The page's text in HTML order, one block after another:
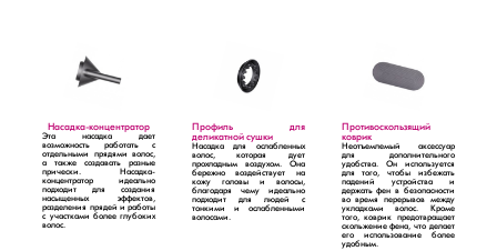
Насадка-концентратор
Эта насадка дает
возможность работать с
отдельными прядями волос,
а также создавать разные
прически. Насадка-
концентратор идеально
подходит для создания
насыщенных эффектов,
разделения прядей и работы
с участками более глубоких
волос.
Профиль для
деликатной сушки
Насадка для ослабленных
волос, которая дует
прохладным воздухом. Она
бережно воздействует на
кожу головы и волосы,
благодаря чему идеально
подходит для людей с
тонкими и ослабленными
волосами.
Противоскользящий
коврик
Неотъемлемый аксессуар
для дополнительного
удобства. Он используется
для того, чтобы избежать
падений устройства и
держать фен в безопасности
во время перерывов между
укладками волос. Кроме
того, коврик предотвращает
скольжение фена, что делает
его использование более
удобным.